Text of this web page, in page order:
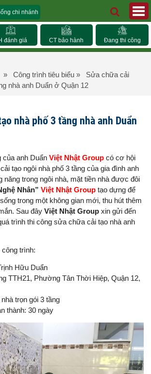
chi nhánh
đánh giá CT bảo hành Đang thi công
» Công trình tiêu biểu » Sửa chữa cải
nhà anh Duẩn ở Quận 12
nhà phố 3 tầng nhà anh Duẩn
anh Duẩn Việt Nhật Group có cơ hội
tạo ngôi nhà phố 3 tầng của gia đình anh
năng trong ngôi nhà, mặt tiền nhà được đôi
Nhân” Việt Nhật Group tạo dựng để
trong một không gian mới, thu hút thêm
Sau đây Việt Nhật Group xin gửi đến
trình thi công sửa chữa cải tạo nhà anh
trình:
Hữu Duẩn
TTH21, Phường Tân Thời Hiệp, Quận 12,
trọn gói 3 tầng
thành: 30 ngày